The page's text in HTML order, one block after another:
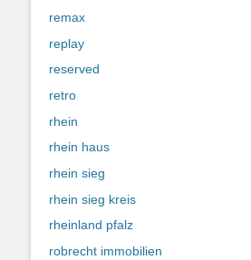
remax
replay
reserved
retro
rhein
rhein haus
rhein sieg
rhein sieg kreis
rheinland pfalz
robrecht immobilien